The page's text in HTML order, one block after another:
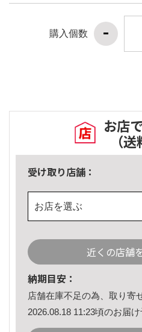
購入個数
お店
（
受け取り店舗：
お店を選ぶ
近くの店舗
納期目安：
店舗在庫不足の為、取り寄
2026.08.18 11:23頃のお届け